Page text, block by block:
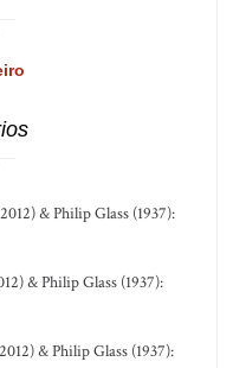
& Philip Glass (1937):
& Philip Glass (1937):
& Philip Glass (1937):